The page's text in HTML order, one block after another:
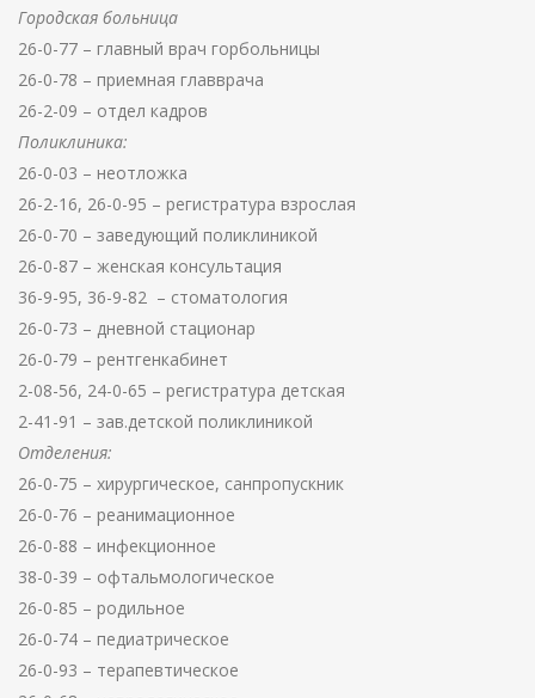
Городская больница
26-0-77 – главный врач горбольницы
26-0-78 – приемная главврача
26-2-09 – отдел кадров
Поликлиника:
26-0-03 – неотложка
26-2-16, 26-0-95 – регистратура взрослая
26-0-70 – заведующий поликлиникой
26-0-87 – женская консультация
36-9-95, 36-9-82 – стоматология
26-0-73 – дневной стационар
26-0-79 – рентгенкабинет
2-08-56, 24-0-65 – регистратура детская
2-41-91 – зав.детской поликлиникой
Отделения:
26-0-75 – хирургическое, санпропускник
26-0-76 – реанимационное
26-0-88 – инфекционное
38-0-39 – офтальмологическое
26-0-85 – родильное
26-0-74 – педиатрическое
26-0-93 – терапевтическое